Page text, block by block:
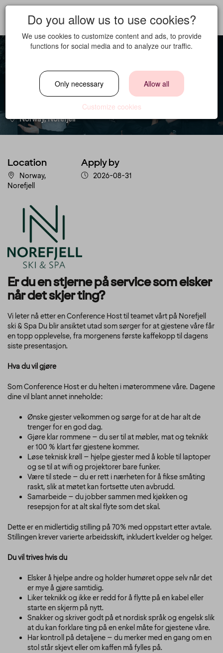
Conferense Host
Norway, Norefjell
Location
Norway,
Norefjell
Apply by
2026-08-31
Er du en stjerne på service som elsker
når det skjer ting?
Vi leter nå etter en Conference Host til teamet vårt på Norefjell
ski & Spa Du blir ansiktet utad som sørger for at gjestene våre får
en topp opplevelse, fra morgenens første kaffekopp til dagens
siste presentasjon.
Hva du vil gjøre
Som Conference Host er du helten i møterommene våre. Dagene
dine vil blant annet inneholde:
Ønske gjester velkommen og sørge for at de har alt de
trenger for en god dag.
Gjøre klar rommene – du ser til at møbler, mat og teknikk
er 100 % klart før gjestene kommer.
Løse teknisk krøll – hjelpe gjester med å koble til laptoper
og se til at wifi og projektorer bare funker.
Være til stede – du er rett i nærheten for å fikse småting
raskt, slik at møtet kan fortsette uten avbrudd.
Samarbeide – du jobber sammen med kjøkken og
resepsjon for at alt skal flyte som det skal.
Dette er en midlertidig stilling på 70% med oppstart etter avtale.
Stillingen krever varierte arbeidsskift, inkludert kvelder og helger.
Du vil trives hvis du
Elsker å hjelpe andre og holder humøret oppe selv når det
er mye å gjøre samtidig.
Liker teknikk og ikke er redd for å flytte på en kabel eller
starte en skjerm på nytt.
Snakker og skriver godt på et nordisk språk og engelsk slik
at du kan forklare ting på en enkel måte for gjestene våre.
Har kontroll på detaljene – du merker med en gang om en
stol står skjevt eller om kaffen må fylles på.
Do you allow us to use cookies?
We use cookies to customize content and ads, to provide
functions for social media and to analyze our traffic.
Only necessary Allow all
Customize cookies